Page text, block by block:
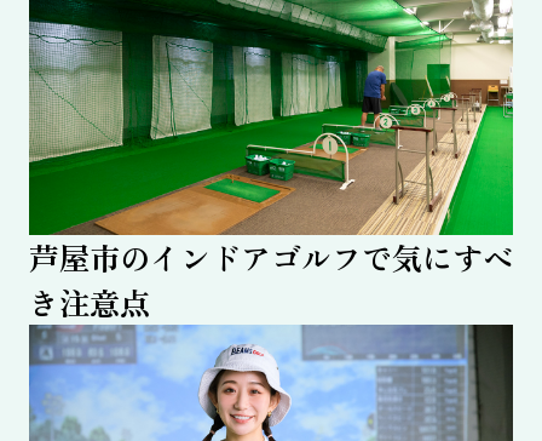
芦屋市のインドアゴルフで気にすべ
き注意点